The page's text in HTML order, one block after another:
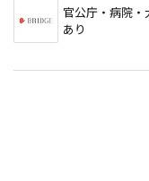
官公庁・病院
あり